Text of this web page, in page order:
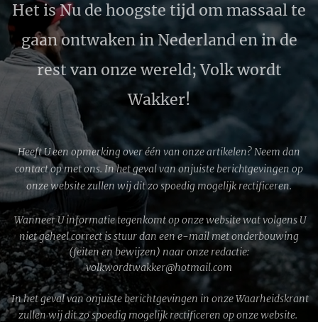
Het is Nu de hoogste tijd om massaal te
gaan ontwaken in Nederland en in de
rest van onze wereld; Volk wordt
Wakker!
Heeft U een opmerking over één van onze artikelen? Neem dan
contact op met ons. In het geval van onjuiste berichtgevingen op
onze website zullen wij dit zo spoedig mogelijk rectificeren.
Wanneer U informatie tegenkomt op onze website wat volgens U
niet geheel correct is stuur dan een e-mail met onderbouwing
(feiten en bewijzen) naar onze redactie:
volkwordtwakker@hotmail.com
In het geval van onjuiste berichtgevingen in onze Waarheidskrant
zullen wij dit zo spoedig mogelijk rectificeren op onze website.